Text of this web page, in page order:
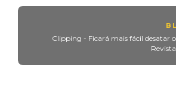
Clipping - Ficará mais fácil desatar